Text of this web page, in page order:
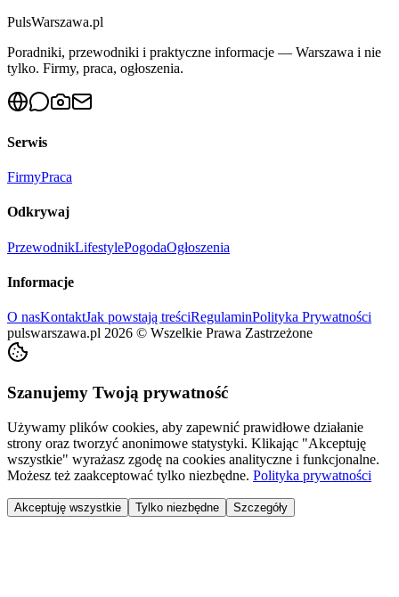
PulsWarszawa.pl
Poradniki, przewodniki i praktyczne informacje — Warszawa i nie
tylko. Firmy, praca, ogłoszenia.
Serwis
FirmyPraca
Odkrywaj
PrzewodnikLifestylePogodaOgłoszenia
Informacje
O nasKontaktJak powstają treściRegulaminPolityka Prywatności
pulswarszawa.pl 2026 © Wszelkie Prawa Zastrzeżone
Szanujemy Twoją prywatność
Używamy plików cookies, aby zapewnić prawidłowe działanie
strony oraz tworzyć anonimowe statystyki. Klikając "Akceptuję
wszystkie" wyrażasz zgodę na cookies analityczne i funkcjonalne.
Możesz też zaakceptować tylko niezbędne. Polityka prywatności
Akceptuję wszystkie Tylko niezbędne Szczegóły